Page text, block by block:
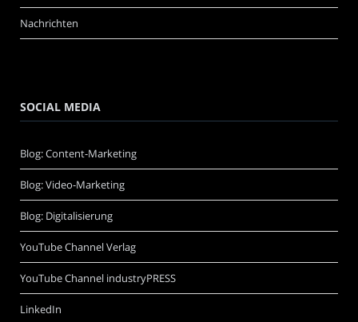
Nachrichten
SOCIAL MEDIA
Blog: Content-Marketing
Blog: Video-Marketing
Blog: Digitalisierung
YouTube Channel Verlag
YouTube Channel industryPRESS
LinkedIn